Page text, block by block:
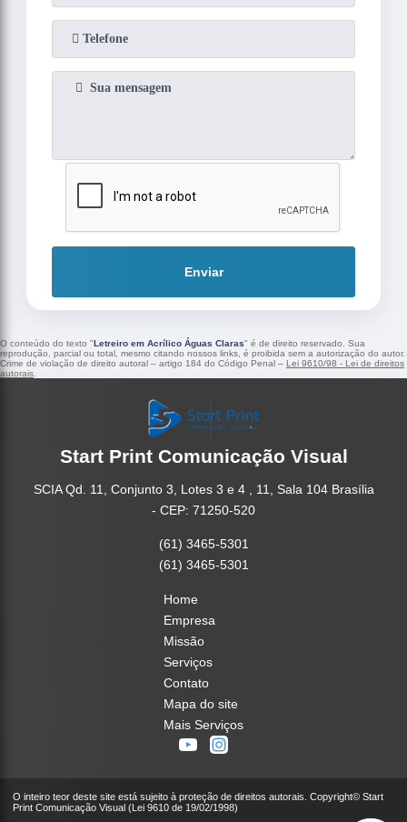
Enviar
O conteúdo do texto "Letreiro em Acrílico Águas Claras" é de direito reservado. Sua
reprodução, parcial ou total, mesmo citando nossos links, é proibida sem a autorização do autor.
Crime de violação de direito autoral – artigo 184 do Código Penal – Lei 9610/98 - Lei de direitos
autorais
Start Print Comunicação Visual
SCIA Qd. 11, Conjunto 3, Lotes 3 e 4 , 11, Sala 104 Brasília
- CEP: 71250-520
(61) 3465-5301
(61) 3465-5301
Home
Empresa
Missão
Serviços
Contato
Mapa do site
Mais Serviços
O inteiro teor deste site está sujeito à proteção de direitos autorais. Copyright© Start
Print Comunicação Visual (Lei 9610 de 19/02/1998)